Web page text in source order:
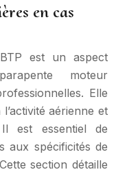
en cas
BTP est un aspect
moteur
Elle
aérienne et
est essentiel de
aux spécificités de
section détaille